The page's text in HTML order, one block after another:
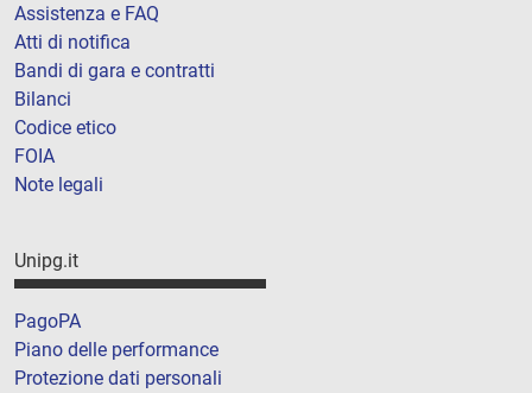
Assistenza e FAQ
Atti di notifica
Bandi di gara e contratti
Bilanci
Codice etico
FOIA
Note legali
Unipg.it
PagoPA
Piano delle performance
Protezione dati personali